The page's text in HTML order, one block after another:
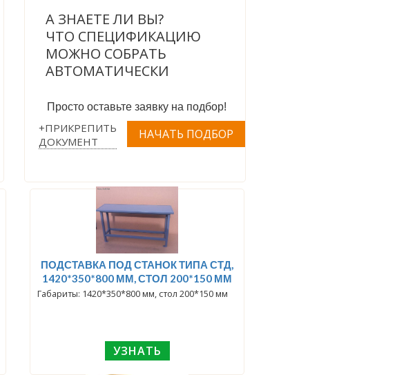
А ЗНАЕТЕ ЛИ ВЫ?
ЧТО СПЕЦИФИКАЦИЮ
МОЖНО СОБРАТЬ
АВТОМАТИЧЕСКИ
Просто оставьте заявку на подбор!
+ПРИКРЕПИТЬ
ДОКУМЕНТ
ПОДСТАВКА ПОД СТАНОК ТИПА СТД,
1420*350*800 ММ, СТОЛ 200*150 ММ
Габариты: 1420*350*800 мм, стол 200*150 мм
УЗНАТЬ